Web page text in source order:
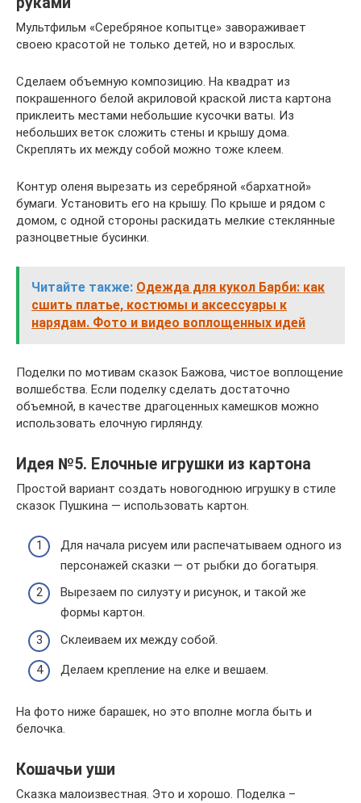
Мультфильм «Серебряное копытце» завораживает
своею красотой не только детей, но и взрослых.
Сделаем объемную композицию. На квадрат из
покрашенного белой акриловой краской листа картона
приклеить местами небольшие кусочки ваты. Из
небольших веток сложить стены и крышу дома.
Скреплять их между собой можно тоже клеем.
Контур оленя вырезать из серебряной «бархатной»
бумаги. Установить его на крышу. По крыше и рядом с
домом, с одной стороны раскидать мелкие стеклянные
разноцветные бусинки.
Читайте также: Одежда для кукол Барби: как
сшить платье, костюмы и аксессуары к
нарядам. Фото и видео воплощенных идей
Поделки по мотивам сказок Бажова, чистое воплощение
волшебства. Если поделку сделать достаточно
объемной, в качестве драгоценных камешков можно
использовать елочную гирлянду.
Идея №5. Елочные игрушки из картона
Простой вариант создать новогоднюю игрушку в стиле
сказок Пушкина — использовать картон.
Для начала рисуем или распечатываем одного из
персонажей сказки — от рыбки до богатыря.
Вырезаем по силуэту и рисунок, и такой же
формы картон.
Склеиваем их между собой.
Делаем крепление на елке и вешаем.
На фото ниже барашек, но это вполне могла быть и
белочка.
Кошачьи уши
Сказка малоизвестная. Это и хорошо. Поделка –